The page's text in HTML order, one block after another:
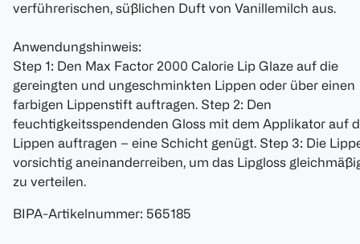
verführerischen, süßlichen Duft von Vanillemilch aus.
Anwendungshinweis:
Step 1: Den Max Factor 2000 Calorie Lip Glaze auf die
gereingten und ungeschminkten Lippen oder über einen
farbigen Lippenstift auftragen. Step 2: Den
feuchtigkeitsspendenden Gloss mit dem Applikator auf
Lippen auftragen – eine Schicht genügt. Step 3: Die
vorsichtig aneinanderreiben, um das Lipgloss
zu verteilen.
BIPA-Artikelnummer: 565185